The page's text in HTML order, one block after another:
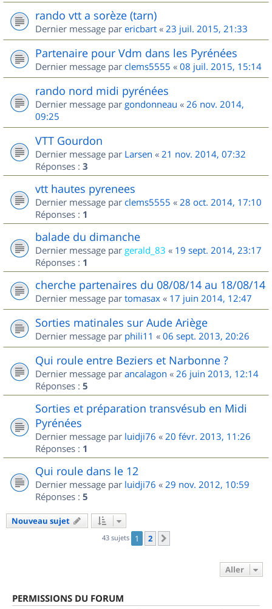
rando vtt a sorèze (tarn)
Dernier message par ericbart « 23 juil. 2015, 21:33
Partenaire pour Vdm dans les Pyrénées
Dernier message par clems5555 « 08 juil. 2015, 15:14
rando nord midi pyrénées
Dernier message par gondonneau « 26 nov. 2014,
09:25
VTT Gourdon
Dernier message par Larsen « 21 nov. 2014, 07:32
Réponses : 3
vtt hautes pyrenees
Dernier message par clems5555 « 28 oct. 2014, 17:10
Réponses : 1
balade du dimanche
Dernier message par gerald_83 « 19 sept. 2014, 23:17
Réponses : 1
cherche partenaires du 08/08/14 au 18/08/14
Dernier message par tomasax « 17 juin 2014, 12:47
Sorties matinales sur Aude Ariège
Dernier message par phili11 « 06 sept. 2013, 20:26
Qui roule entre Beziers et Narbonne ?
Dernier message par ancalagon « 26 juin 2013, 12:14
Réponses : 5
Sorties et préparation transvésub en Midi
Pyrénées
Dernier message par luidji76 « 20 févr. 2013, 11:26
Réponses : 1
Qui roule dans le 12
Dernier message par luidji76 « 29 nov. 2012, 10:59
Réponses : 5
Nouveau sujet
43 sujets 1 2
Aller
PERMISSIONS DU FORUM